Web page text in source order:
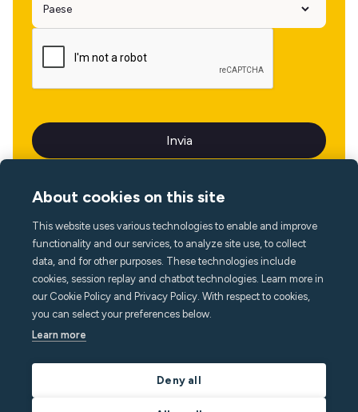
Lingua
About cookies on this site
This website uses various technologies to enable and improve
functionality and our services, to analyze site use, to collect
data, and for other purposes. These technologies include
cookies, session replay and chatbot technologies. Learn more in
our Cookie Policy and Privacy Policy. With respect to cookies,
you can select your preferences below.
Learn more
Deny all